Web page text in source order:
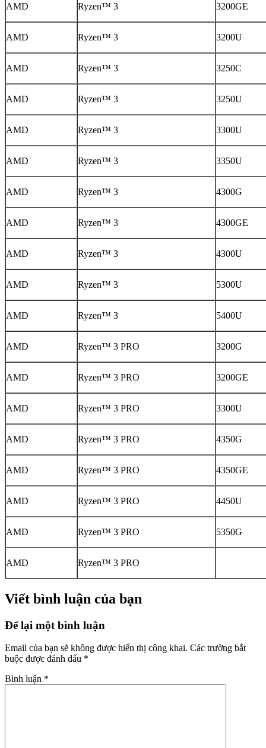
AMD Ryzen™ 3 3200GE
AMD Ryzen™ 3 3200U
AMD Ryzen™ 3 3250C
AMD Ryzen™ 3 3250U
AMD Ryzen™ 3 3300U
AMD Ryzen™ 3 3350U
AMD Ryzen™ 3 4300G
AMD Ryzen™ 3 4300GE
AMD Ryzen™ 3 4300U
AMD Ryzen™ 3 5300U
AMD Ryzen™ 3 5400U
AMD Ryzen™ 3 PRO 3200G
AMD Ryzen™ 3 PRO 3200GE
AMD Ryzen™ 3 PRO 3300U
AMD Ryzen™ 3 PRO 4350G
AMD Ryzen™ 3 PRO 4350GE
AMD Ryzen™ 3 PRO 4450U
AMD Ryzen™ 3 PRO 5350G
AMD Ryzen™ 3 PRO
Viết bình luận của bạn
Để lại một bình luận
Email của bạn sẽ không được hiển thị công khai. Các trường bắt
buộc được đánh dấu *
Bình luận *